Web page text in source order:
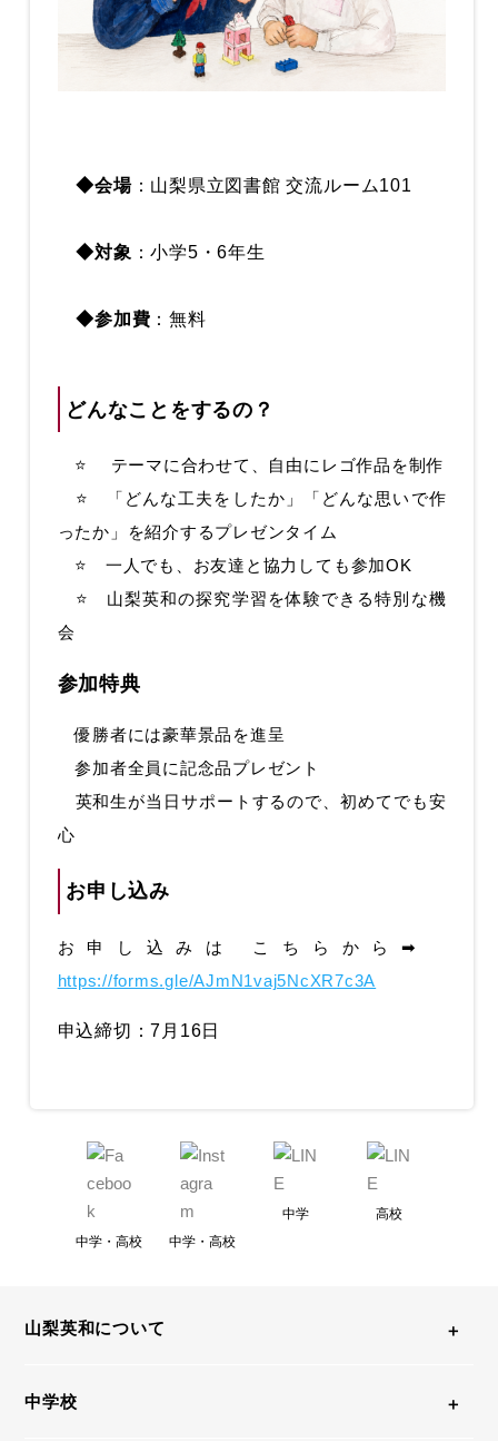
◆会場：山梨県立図書館 交流ルーム101
◆対象 ：小学5・6年生
◆参加費 ：無料
どんなことをするの？
⭐ テーマに合わせて、自由にレゴ作品を制作
⭐ 「どんな工夫をしたか」「どんな思いで作
ったか」を紹介するプレゼンタイム
⭐ 一人でも、お友達と協力しても参加OK
⭐ 山梨英和の探究学習を体験できる特別な機
会
参加特典
優勝者には豪華景品を進呈
参加者全員に記念品プレゼント
英和生が当日サポートするので、初めてでも安
心
お申し込み
お申し込みは こちらから➡
https://forms.gle/AJmN1vaj5NcXR7c3A
申込締切：7月16日
中学・高校 中学・高校
中学 高校
山梨英和について
中学校